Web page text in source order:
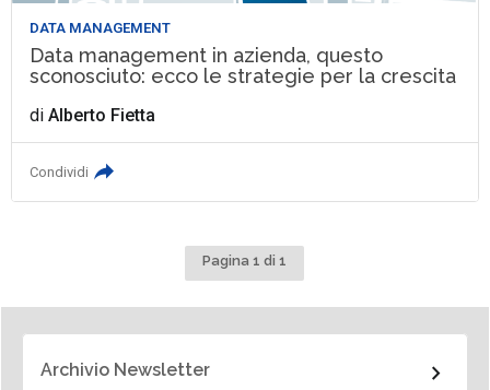
DATA MANAGEMENT
Data management in azienda, questo
sconosciuto: ecco le strategie per la crescita
diAlberto Fietta
Condividi
Pagina 1 di 1
Archivio Newsletter